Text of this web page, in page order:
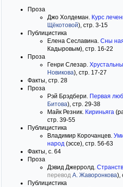
Проза
Джо Холдеман. Курс
Щёкотовой), стр. 3-15
Публицистика
Елена Сеславина. Сны
Кадыровым), стр. 16-22
Проза
Генри Слезар.
Новикова), стр. 17-27
Факты, стр. 28
Проза
Рэй Брэдбери. Первая
Битова), стр. 29-38
Майк Резник. Кириньяга
стр. 39-55
Публицистика
Владимир Корочанцев.
народ (эссе), стр. 56-63
Факты, с. 64
Проза
Дэвид Джерролд.
перевод А. Жаворонкова),
Публицистика